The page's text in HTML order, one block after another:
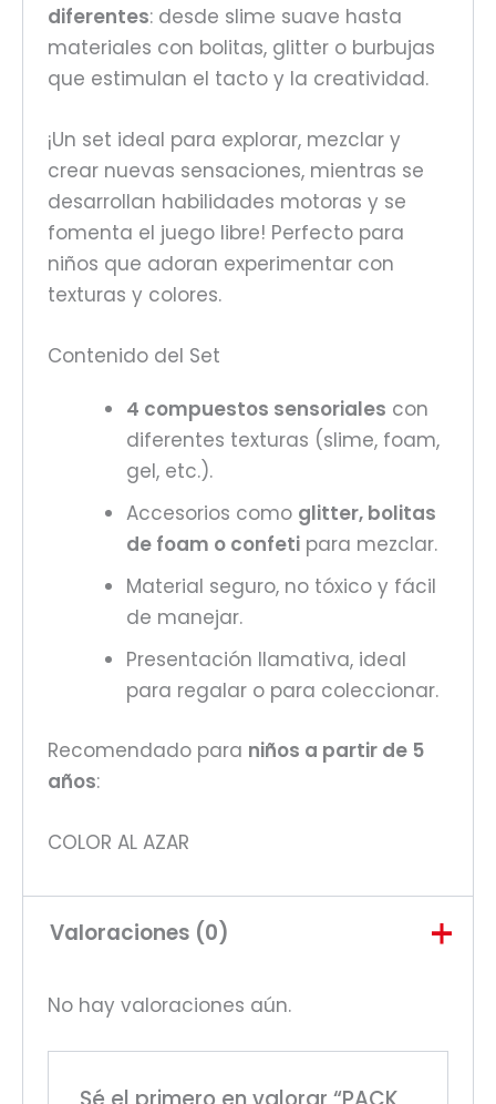
diferentes: desde slime suave hasta
materiales con bolitas, glitter o burbujas
que estimulan el tacto y la creatividad.
¡Un set ideal para explorar, mezclar y
crear nuevas sensaciones, mientras se
desarrollan habilidades motoras y se
fomenta el juego libre! Perfecto para
niños que adoran experimentar con
texturas y colores.
Contenido del Set
4 compuestos sensoriales con
diferentes texturas (slime, foam,
gel, etc.).
Accesorios como glitter, bolitas
de foam o confeti para mezclar.
Material seguro, no tóxico y fácil
de manejar.
Presentación llamativa, ideal
para regalar o para coleccionar.
Recomendado para niños a partir de 5
años:
COLOR AL AZAR
Valoraciones (0)
No hay valoraciones aún.